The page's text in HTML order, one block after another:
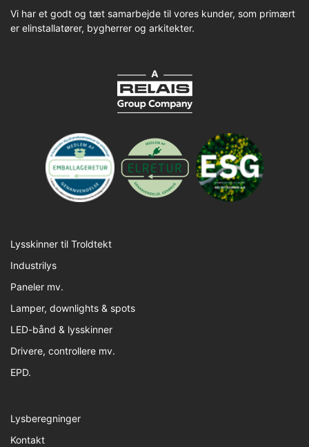
Vi har et godt og tæt samarbejde til vores kunder, som primært
er elinstallatører, bygherrer og arkitekter.
Lysskinner til Troldtekt
Industrilys
Paneler mv.
Lamper, downlights & spots
LED-bånd & lysskinner
Drivere, controllere mv.
EPD.
Lysberegninger
Kontakt